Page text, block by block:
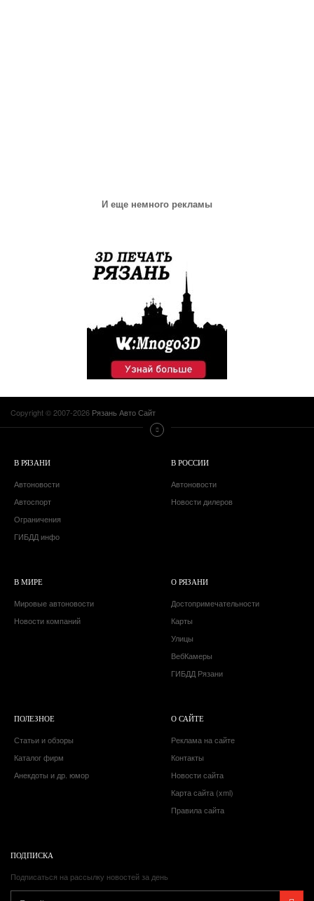
И еще немного рекламы
Copyright © 2007-2026 Рязань Авто Сайт
В РЯЗАНИ
Автоновости
Автоспорт
Ограничения
ГИБДД инфо
В РОССИИ
Автоновости
Новости дилеров
В МИРЕ
Мировые автоновости
Новости компаний
О РЯЗАНИ
Достопримечательности
Карты
Улицы
ВебКамеры
ГИБДД Рязани
ПОЛЕЗНОЕ
Статьи и обзоры
Каталог фирм
Анекдоты и др. юмор
О САЙТЕ
Реклама на сайте
Контакты
Новости сайта
Карта сайта (xml)
Правила сайта
ПОДПИСКА
Подписаться на рассылку новостей за день